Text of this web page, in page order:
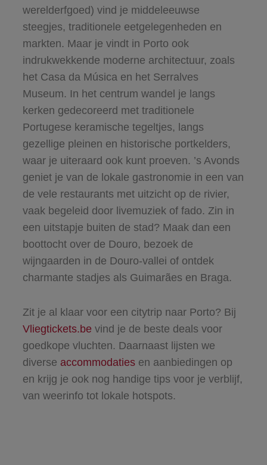
werelderfgoed) vind je middeleeuwse
steegjes, traditionele eetgelegenheden en
markten. Maar je vindt in Porto ook
indrukwekkende moderne architectuur, zoals
het Casa da Música en het Serralves
Museum. In het centrum wandel je langs
kerken gedecoreerd met traditionele
Portugese keramische tegeltjes, langs
gezellige pleinen en historische portkelders,
waar je uiteraard ook kunt proeven. ’s Avonds
geniet je van de lokale gastronomie in een van
de vele restaurants met uitzicht op de rivier,
vaak begeleid door livemuziek of fado. Zin in
een uitstapje buiten de stad? Maak dan een
boottocht over de Douro, bezoek de
wijngaarden in de Douro-vallei of ontdek
charmante stadjes als Guimarães en Braga.
Zit je al klaar voor een citytrip naar Porto? Bij
Vliegtickets.be vind je de beste deals voor
goedkope vluchten. Daarnaast lijsten we
diverse accommodatiesen aanbiedingen op
en krijg je ook nog handige tips voor je verblijf,
van weerinfo tot lokale hotspots.